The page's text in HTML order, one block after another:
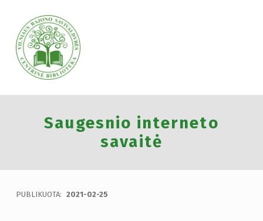
VILNIAUS RAJONO SAVIVALDYBĖS CENTRINĖ BIBLIOTEKA
VILNIAUS RAJONO SAVIVALDYBĖS CENTRINĖ BIBLIOTEKA KVIEČIA VISUS PRISIJUNGTI PRIE VISUOTINĖS PILIETINĖS INICIATYVOS „ATMINTIS GYVA, NES LIUDIJA“ IR UŽDEGTI ATMINIMO.
Saugesnio interneto
savaitė
PUBLIKUOTA: 2021-02-25